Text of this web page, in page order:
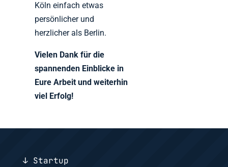
Köln einfach etwas
persönlicher und
herzlicher als Berlin.
Vielen Dank für die
spannenden Einblicke in
Eure Arbeit und weiterhin
viel Erfolg!
↓ Startup